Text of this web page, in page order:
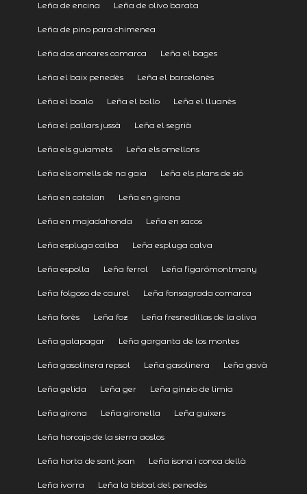
Leña de encina Leña de olivo barata
Leña de pino para chimenea
Leña dos ancares comarca Leña el bages
Leña el baix penedès Leña el barcelonès
Leña el boalo Leña el bollo Leña el lluanès
Leña el pallars jussà Leña el segrià
Leña els guiamets Leña els omellons
Leña els omells de na gaia Leña els plans de sió
Leña en catalan Leña en girona
Leña en majadahonda Leña en sacos
Leña espluga calba Leña espluga calva
Leña espolla Leña ferrol Leña figarómontmany
Leña folgoso de caurel Leña fonsagrada comarca
Leña forès Leña foz Leña fresnedillas de la oliva
Leña galapagar Leña garganta de los montes
Leña gasolinera repsol Leña gasolinera Leña gavà
Leña gelida Leña ger Leña ginzio de limia
Leña girona Leña gironella Leña guixers
Leña horcajo de la sierra aoslos
Leña horta de sant joan Leña isona i conca dellà
Leña ivorra Leña la bisbal del penedès